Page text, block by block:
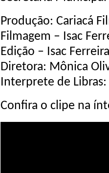
Produção: Cariacá
Filmagem – Isac
Edição – Isac Ferreira
Diretora: Mônica
Interprete de
Confira o clipe na